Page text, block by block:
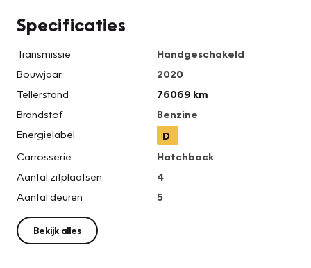
Specificaties
Transmissie
Handgeschakeld
Bouwjaar
2020
Tellerstand
76069 km
Brandstof
Benzine
Energielabel
D
Carrosserie
Hatchback
Aantal zitplaatsen
4
Aantal deuren
5
Bekijk alles